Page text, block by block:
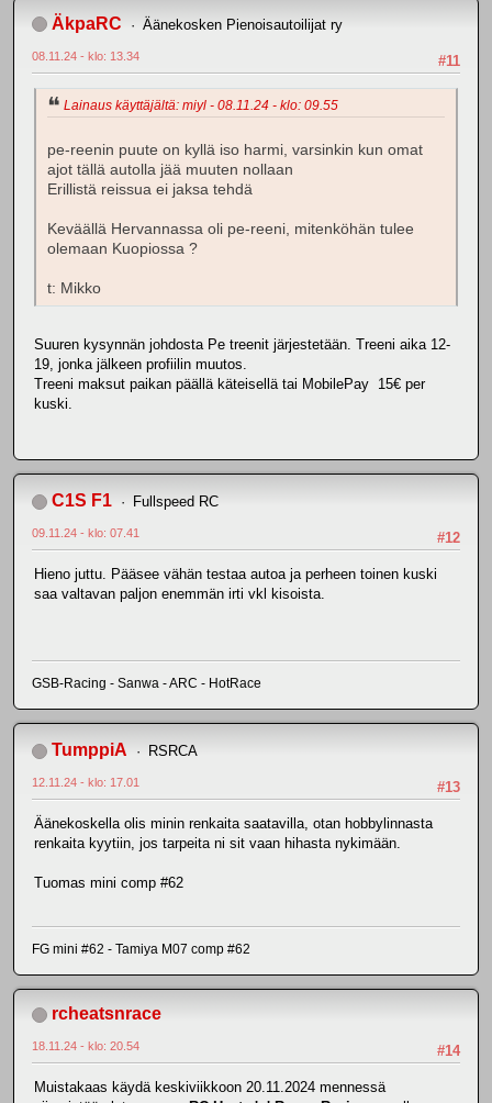
ÄkpaRC Äänekosken Pienoisautoilijat ry
#11
08.11.24 - klo: 13.34
Lainaus käyttäjältä: miyl - 08.11.24 - klo: 09.55
pe-reenin puute on kyllä iso harmi, varsinkin kun omat
ajot tällä autolla jää muuten nollaan
Erillistä reissua ei jaksa tehdä
Keväällä Hervannassa oli pe-reeni, mitenköhän tulee
olemaan Kuopiossa ?
t: Mikko
Suuren kysynnän johdosta Pe treenit järjestetään. Treeni aika 12-
19, jonka jälkeen profiilin muutos.
Treeni maksut paikan päällä käteisellä tai MobilePay 15€ per
kuski.
C1S F1 Fullspeed RC
#12
09.11.24 - klo: 07.41
Hieno juttu. Pääsee vähän testaa autoa ja perheen toinen kuski
saa valtavan paljon enemmän irti vkl kisoista.
GSB-Racing - Sanwa - ARC - HotRace
TumppiA RSRCA
#13
12.11.24 - klo: 17.01
Äänekoskella olis minin renkaita saatavilla, otan hobbylinnasta
renkaita kyytiin, jos tarpeita ni sit vaan hihasta nykimään.
Tuomas mini comp #62
FG mini #62 - Tamiya M07 comp #62
rcheatsnrace
#14
18.11.24 - klo: 20.54
Muistakaas käydä keskiviikkoon 20.11.2024 mennessä